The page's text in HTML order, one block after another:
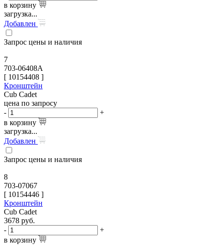
в корзину
загрузка...
Добавлен
Запрос цены и наличия
7
703-06408A
[ 10154408 ]
Кронштейн
Cub Cadet
цена по запросу
-
+
в корзину
загрузка...
Добавлен
Запрос цены и наличия
8
703-07067
[ 10154446 ]
Кронштейн
Cub Cadet
3678 руб.
-
+
в корзину